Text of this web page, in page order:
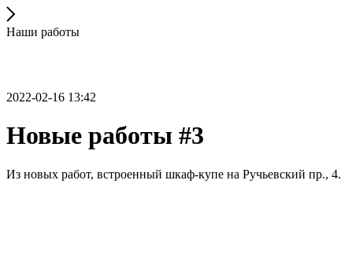
Наши работы
2022-02-16 13:42
Новые работы #3
Из новых работ, встроенный шкаф-купе на Ручьевский пр., 4.